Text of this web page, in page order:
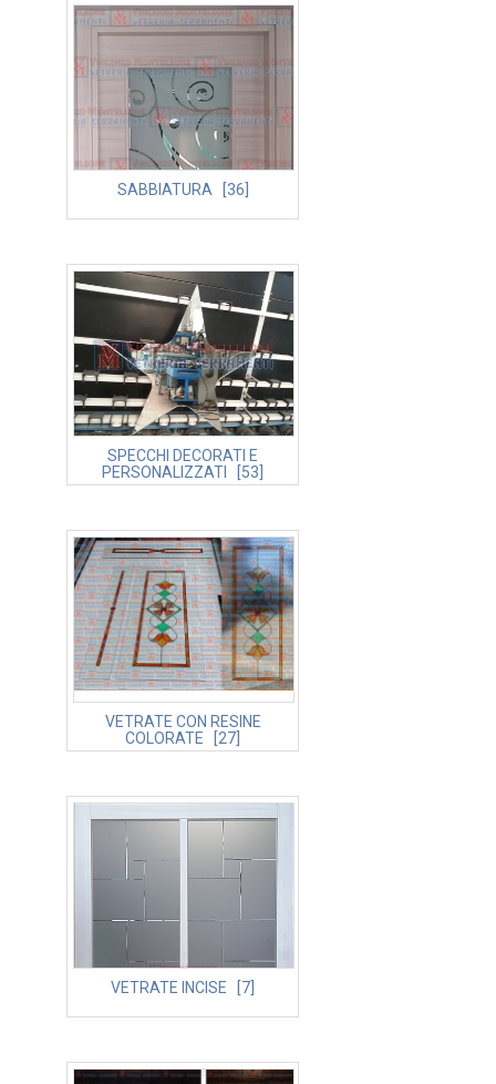
SABBIATURA [36]
SPECCHI DECORATI E
PERSONALIZZATI [53]
VETRATE CON RESINE
COLORATE [27]
VETRATE INCISE [7]